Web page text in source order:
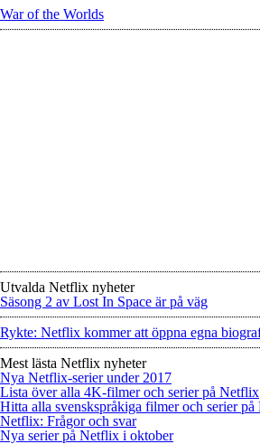
War of the Worlds
Utvalda Netflix nyheter
Säsong 2 av Lost In Space är på väg
Rykte: Netflix kommer att öppna egna
Mest lästa Netflix nyheter
Nya Netflix-serier under 2017
Lista över alla 4K-filmer och serier på Netflix
Hitta alla svenskspråkiga filmer och serier
Netflix: Frågor och svar
Nya serier på Netflix i oktober